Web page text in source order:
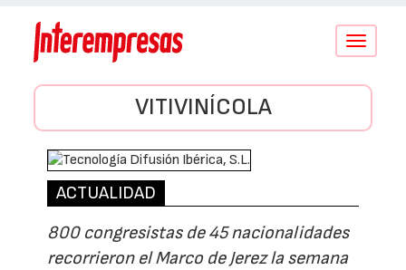
Conmutar
VITIVINÍCOLA
ACTUALIDAD
800 congresistas de 45 nacionalidades
recorrieron el Marco de Jerez la semana